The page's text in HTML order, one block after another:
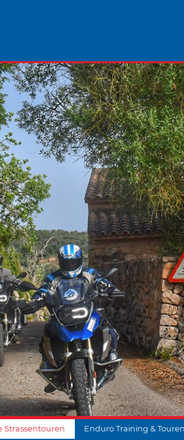
Strassentouren Enduro Training & Touren